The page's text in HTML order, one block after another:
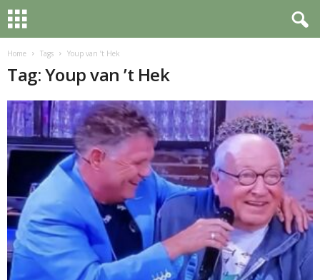
Home Tags Youp van ’t Hek
Tag: Youp van ’t Hek